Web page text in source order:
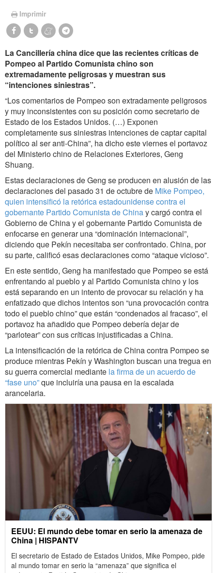
Imprimir
La Cancillería china dice que las recientes críticas de
Pompeo al Partido Comunista chino son
extremadamente peligrosas y muestran sus
“intenciones siniestras”.
“Los comentarios de Pompeo son extradamente peligrosos
y muy inconsistentes con su posición como secretario de
Estado de los Estados Unidos. (…) Exponen
completamente sus siniestras intenciones de captar capital
político al ser anti-China”, ha dicho este viernes el portavoz
del Ministerio chino de Relaciones Exteriores, Geng
Shuang.
Estas declaraciones de Geng se producen en alusión de las
declaraciones del pasado 31 de octubre de Mike Pompeo,
quien intensificó la retórica estadounidense contra el
gobernante Partido Comunista de Chinay cargó contra el
Gobierno de China y el gobernante Partido Comunista de
enfocarse en generar una “dominación internacional”,
diciendo que Pekín necesitaba ser confrontado. China, por
su parte, calificó esas declaraciones como “ataque vicioso”.
En este sentido, Geng ha manifestado que Pompeo se está
enfrentando al pueblo y al Partido Comunista chino y los
está separando en un intento de provocar su relación y ha
enfatizado que dichos intentos son “una provocación contra
todo el pueblo chino” que están “condenados al fracaso”, el
portavoz ha añadido que Pompeo debería dejar de
“parlotear” con sus críticas injustificadas a China.
La intensificación de la retórica de China contra Pompeo se
produce mientras Pekín y Washington buscan una tregua en
su guerra comercial mediante la firma de un acuerdo de
“fase uno”que incluiría una pausa en la escalada
arancelaria.
EEUU: El mundo debe tomar en serio la amenaza de
China | HISPANTV
El secretario de Estado de Estados Unidos, Mike Pompeo, pide
al mundo tomar en serio la “amenaza” que significa el